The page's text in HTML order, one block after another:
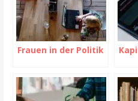
Frauen in der Politik